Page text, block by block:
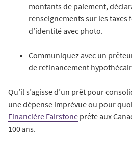
montants de paiement,
renseignements sur les taxes
d’identité avec photo.
Communiquez avec un
de refinancement
Qu’il s’agisse d’un prêt pour
une dépense imprévue ou pour
Financière Fairstone prête aux
100 ans.